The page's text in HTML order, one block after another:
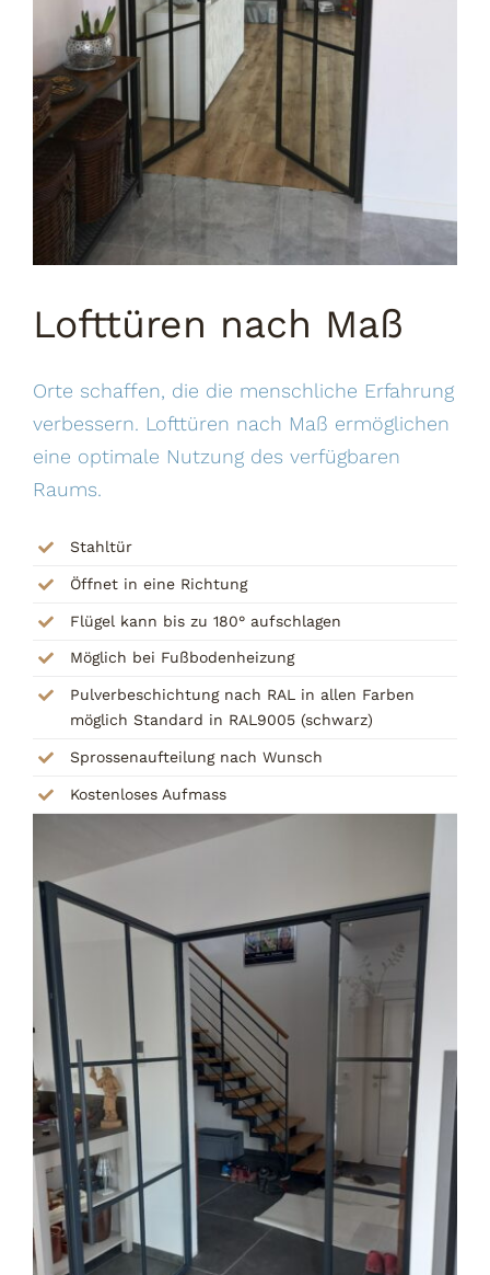
Lofttüren nach Maß
Orte schaffen, die die menschliche Erfahrung
verbessern. Lofttüren nach Maß ermöglichen
eine optimale Nutzung des verfügbaren
Raums.
Stahltür
Öffnet in eine Richtung
Flügel kann bis zu 180° aufschlagen
Möglich bei Fußbodenheizung
Pulverbeschichtung nach RAL in allen Farben
möglich Standard in RAL9005 (schwarz)
Sprossenaufteilung nach Wunsch
Kostenloses Aufmass